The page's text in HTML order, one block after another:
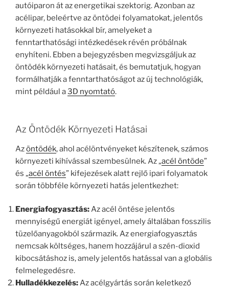
autóiparon át az energetikai szektorig. Azonban az
acélipar, beleértve az öntödei folyamatokat, jelentős
környezeti hatásokkal bír, amelyeket a
fenntarthatósági intézkedések révén próbálnak
enyhíteni. Ebben a bejegyzésben megvizsgáljuk az
öntödék környezeti hatásait, és bemutatjuk, hogyan
formálhatják a fenntarthatóságot az új technológiák,
mint például a3D nyomtató.
Az Öntödék Környezeti Hatásai
Azöntödék, ahol acélöntvényeket készítenek, számos
környezeti kihívással szembesülnek. Az „acél öntöde”
és „acél öntés” kifejezések alatt rejlő ipari folyamatok
során többféle környezeti hatás jelentkezhet:
Energiafogyasztás:Az acél öntése jelentős
mennyiségű energiát igényel, amely általában fosszilis
tüzelőanyagokból származik. Az energiafogyasztás
nemcsak költséges, hanem hozzájárul a szén-dioxid
kibocsátáshoz is, amely jelentős hatással van a globális
felmelegedésre.
Hulladékkezelés:Az acélgyártás során keletkező